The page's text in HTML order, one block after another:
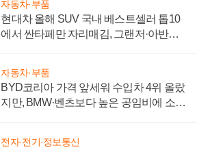
자동차·부품
현대차 올해 SUV 국내 베스트셀러 톱10
에서 싼타페만 자리매김, 그랜저·아반떼
자동차·부품
BYD코리아 가격 앞세워 수입차 4위 올랐
지만, BMW·벤츠보다 높은 공임비에 소비
전자·전기·정보통신